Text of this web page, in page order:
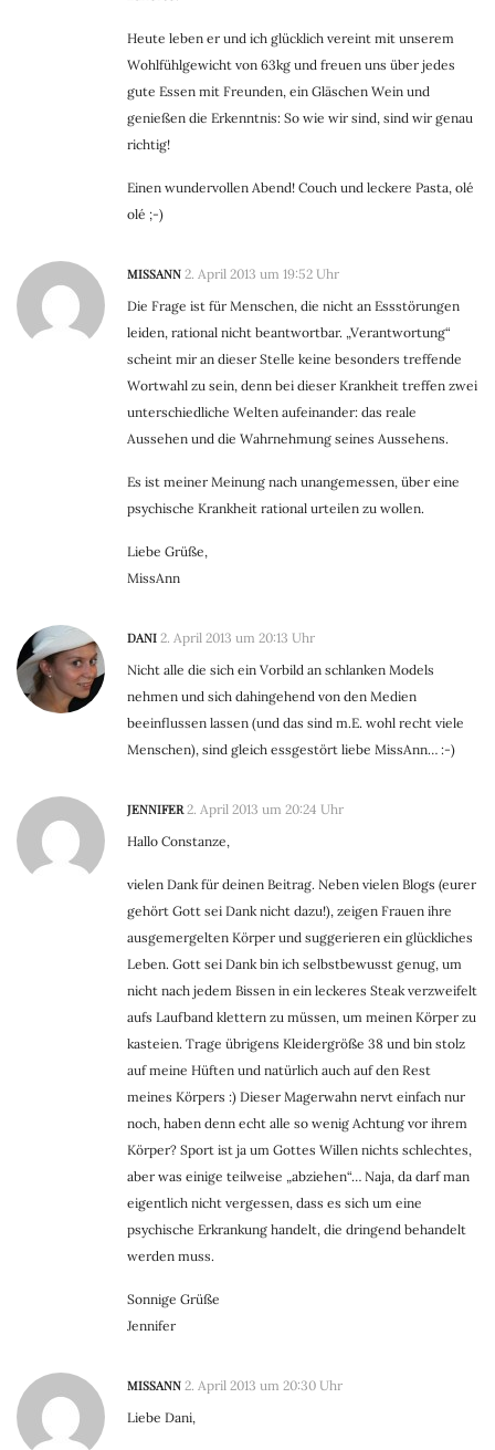
Heute leben er und ich glücklich vereint mit unserem
Wohlfühlgewicht von 63kg und freuen uns über jedes
gute Essen mit Freunden, ein Gläschen Wein und
genießen die Erkenntnis: So wie wir sind, sind wir genau
richtig!
Einen wundervollen Abend! Couch und leckere Pasta, olé
olé ;-)
MISSANN 2. April 2013 um 19:52 Uhr
Die Frage ist für Menschen, die nicht an Essstörungen
leiden, rational nicht beantwortbar. „Verantwortung“
scheint mir an dieser Stelle keine besonders treffende
Wortwahl zu sein, denn bei dieser Krankheit treffen zwei
unterschiedliche Welten aufeinander: das reale
Aussehen und die Wahrnehmung seines Aussehens.
Es ist meiner Meinung nach unangemessen, über eine
psychische Krankheit rational urteilen zu wollen.
Liebe Grüße,
MissAnn
DANI 2. April 2013 um 20:13 Uhr
Nicht alle die sich ein Vorbild an schlanken Models
nehmen und sich dahingehend von den Medien
beeinflussen lassen (und das sind m.E. wohl recht viele
Menschen), sind gleich essgestört liebe MissAnn… :-)
JENNIFER 2. April 2013 um 20:24 Uhr
Hallo Constanze,
vielen Dank für deinen Beitrag. Neben vielen Blogs (eurer
gehört Gott sei Dank nicht dazu!), zeigen Frauen ihre
ausgemergelten Körper und suggerieren ein glückliches
Leben. Gott sei Dank bin ich selbstbewusst genug, um
nicht nach jedem Bissen in ein leckeres Steak verzweifelt
aufs Laufband klettern zu müssen, um meinen Körper zu
kasteien. Trage übrigens Kleidergröße 38 und bin stolz
auf meine Hüften und natürlich auch auf den Rest
meines Körpers :) Dieser Magerwahn nervt einfach nur
noch, haben denn echt alle so wenig Achtung vor ihrem
Körper? Sport ist ja um Gottes Willen nichts schlechtes,
aber was einige teilweise „abziehen“… Naja, da darf man
eigentlich nicht vergessen, dass es sich um eine
psychische Erkrankung handelt, die dringend behandelt
werden muss.
Sonnige Grüße
Jennifer
MISSANN 2. April 2013 um 20:30 Uhr
Liebe Dani,